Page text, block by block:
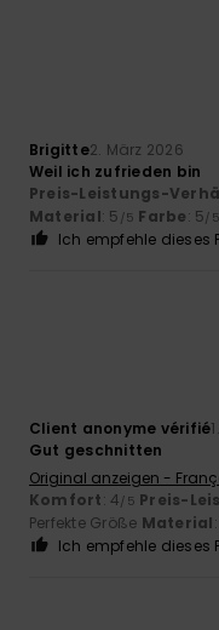
Brigitte2. März 2026
Weil ich zufrieden bin
Preis-Leistungs-
Material: 5 /5 Farbe: 5/5
Ich empfehle dieses
Client anonyme vérifié
Gut geschnitten
Original anzeigen -
Komfort: 4/5 Preis-
Perfekte Größe Material
Ich empfehle dieses